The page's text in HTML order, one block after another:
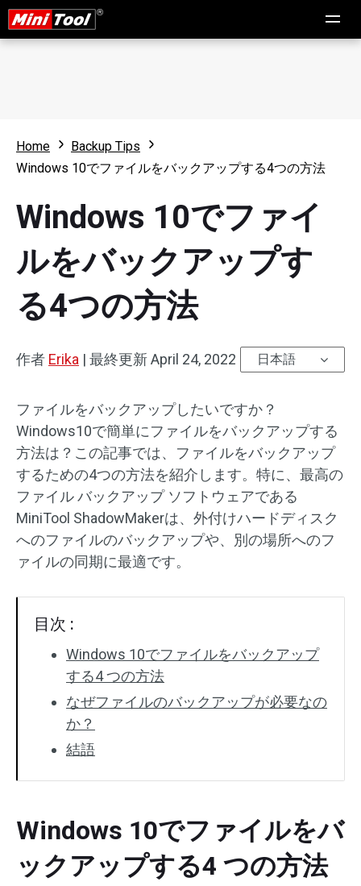
Home
Backup Tips
Windows 10でファイルをバックアップする4つの方法
Windows 10でファイ
ルをバックアップす
る4つの方法
作者 Erika | 最終更新April 24, 2022 日本語
ファイルをバックアップしたいですか？
Windows10で簡単にファイルをバックアップする
方法は？この記事では、ファイルをバックアップ
するための4つの方法を紹介します。特に、最高の
ファイル バックアップ ソフトウェアである
MiniTool ShadowMakerは、外付けハードディスク
へのファイルのバックアップや、別の場所へのフ
ァイルの同期に最適です。
目次 :
Windows 10でファイルをバックアップ
する4 つの方法
なぜファイルのバックアップが必要なの
か？
結語
Windows 10でファイルをバ
ックアップする4 つの方法